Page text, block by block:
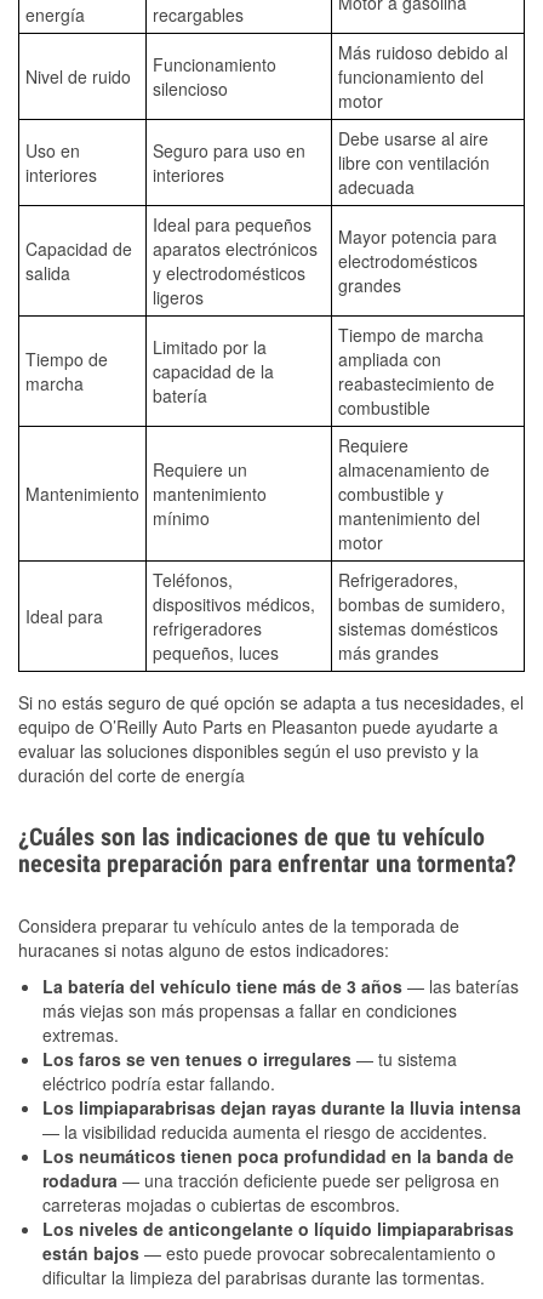
energía
recargables
Nivel de ruido
Funcionamiento
silencioso
Más ruidoso debido al
funcionamiento del
motor
Uso en
interiores
Seguro para uso en
interiores
Debe usarse al aire
libre con ventilación
adecuada
Capacidad de
salida
Ideal para pequeños
aparatos electrónicos
y electrodomésticos
ligeros
Mayor potencia para
electrodomésticos
grandes
Tiempo de
marcha
Limitado por la
capacidad de la
batería
Tiempo de marcha
ampliada con
reabastecimiento de
combustible
Mantenimiento
Requiere un
mantenimiento
mínimo
Requiere
almacenamiento de
combustible y
mantenimiento del
motor
Ideal para
Teléfonos,
dispositivos médicos,
refrigeradores
pequeños, luces
Refrigeradores,
bombas de sumidero,
sistemas domésticos
más grandes
Si no estás seguro de qué opción se adapta a tus necesidades, el
equipo de O’Reilly Auto Parts en Pleasanton puede ayudarte a
evaluar las soluciones disponibles según el uso previsto y la
duración del corte de energía
¿Cuáles son las indicaciones de que tu vehículo
necesita preparación para enfrentar una tormenta?
Considera preparar tu vehículo antes de la temporada de
huracanes si notas alguno de estos indicadores:
La batería del vehículo tiene más de 3 años — las baterías
más viejas son más propensas a fallar en condiciones
extremas.
Los faros se ven tenues o irregulares — tu sistema
eléctrico podría estar fallando.
Los limpiaparabrisas dejan rayas durante la lluvia intensa
— la visibilidad reducida aumenta el riesgo de accidentes.
Los neumáticos tienen poca profundidad en la banda de
rodadura — una tracción deficiente puede ser peligrosa en
carreteras mojadas o cubiertas de escombros.
Los niveles de anticongelante o líquido limpiaparabrisas
están bajos — esto puede provocar sobrecalentamiento o
dificultar la limpieza del parabrisas durante las tormentas.